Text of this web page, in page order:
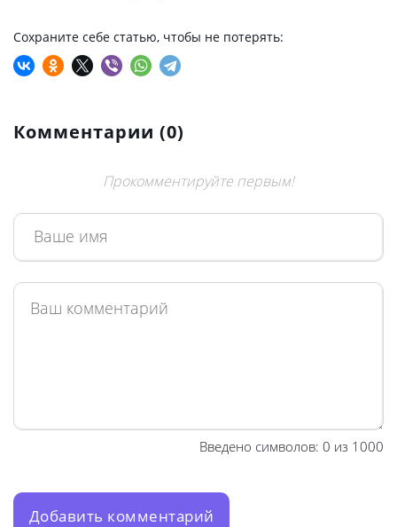
Сохраните себе статью, чтобы не потерять:
Комментарии (0)
Прокомментируйте первым!
Введено символов: 0 из 1000
Добавить комментарий